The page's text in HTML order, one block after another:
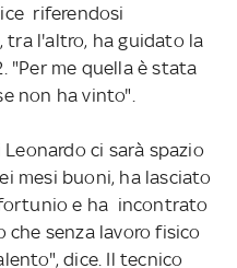
riferendosi
tra l'altro, ha guidato la
"Per me quella è stata
non ha vinto".
ci sarà spazio
mesi buoni, ha lasciato
e ha incontrato
senza lavoro fisico
dice. Il tecnico